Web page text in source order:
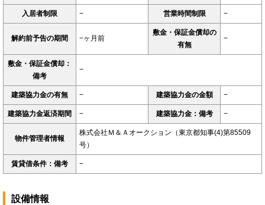
入居者制限 − 営業時間制限 −
解約前予告の期間 −ヶ月前
敷金・保証金償却の
有無
−
敷金・保証金償却：
備考
−
建築協力金の有無 − 建築協力金の金額 −
建築協力金返済期間 − 建築協力金：備考 −
物件管理者情報
株式会社Ｍ＆Ａオークション（東京都知事(4)第85509
号）
賃貸借条件：備考 −
設備情報